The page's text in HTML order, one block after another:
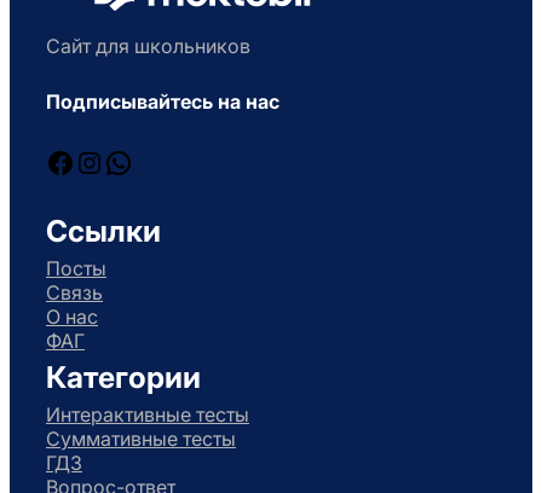
Сайт для школьников
Подписывайтесь на нас
Facebook
Instagram
WhatsApp
Ссылки
Посты
Связь
О нас
ФАГ
Категории
Интерактивные тесты
Суммативные тесты
ГДЗ
Вопрос-ответ